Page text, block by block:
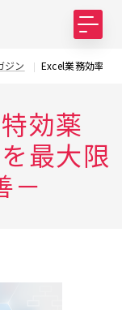
ジン Excel業務効率化
効薬
最大限
－